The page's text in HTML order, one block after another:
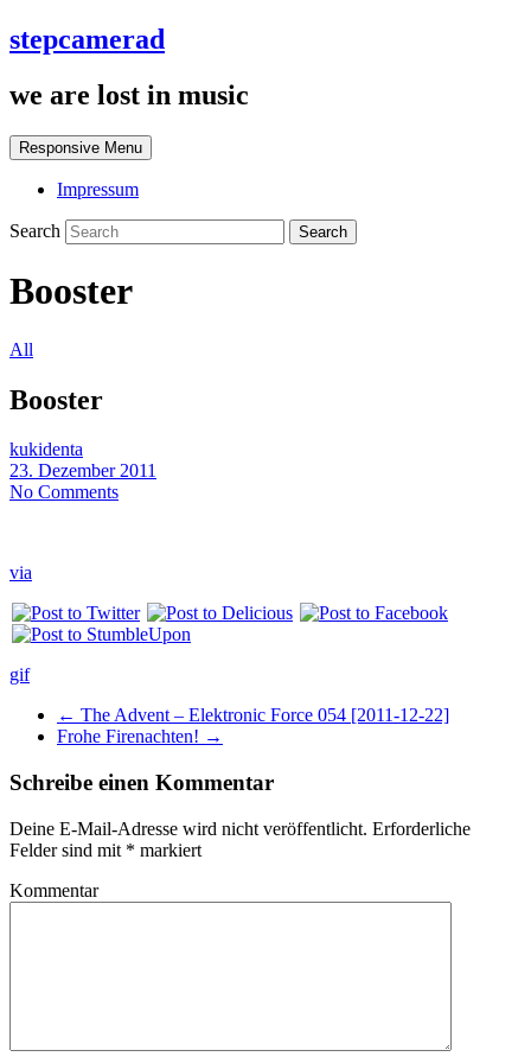
stepcamerad
we are lost in music
Responsive Menu
Impressum
Search
Booster
All
Booster
kukidenta
23. Dezember 2011
No Comments
via
gif
← The Advent – Elektronic Force 054 [2011-12-22]
Frohe Firenachten! →
Schreibe einen Kommentar
Deine E-Mail-Adresse wird nicht veröffentlicht. Erforderliche
Felder sind mit * markiert
Kommentar